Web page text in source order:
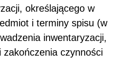
określającego w
i terminy spisu (w
inwentaryzacji,
czynności